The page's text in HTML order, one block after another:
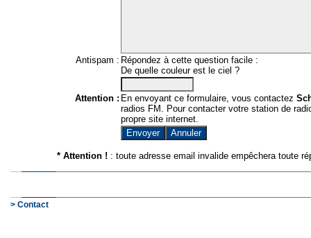
Antispam : Répondez à cette question facile :
De quelle couleur est le ciel ?
Attention : En envoyant ce formulaire, vous contactez
radios FM. Pour contacter votre station de
propre site internet.
* Attention ! : toute adresse email invalide empêchera toute
> Contact